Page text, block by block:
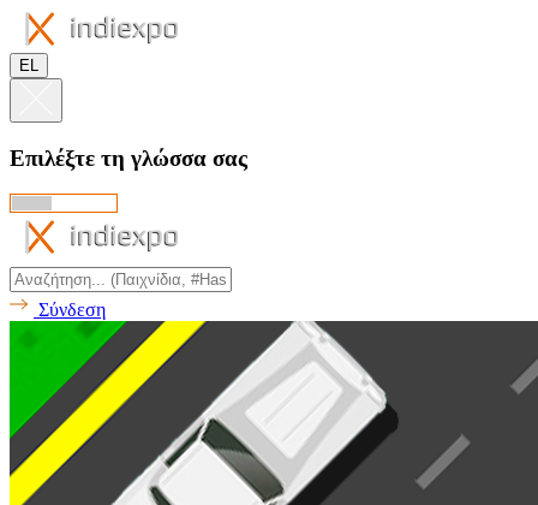
EL
Επιλέξτε τη γλώσσα σας
Σύνδεση